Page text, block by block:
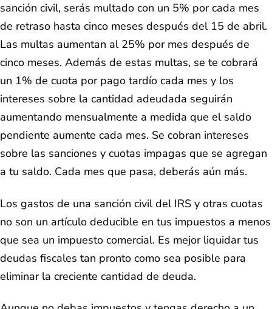
sanción civil, serás multado con un 5% por cada mes
de retraso hasta cinco meses después del 15 de abril.
Las multas aumentan al 25% por mes después de
cinco meses. Además de estas multas, se te cobrará
un 1% de cuota por pago tardío cada mes y los
intereses sobre la cantidad adeudada seguirán
aumentando mensualmente a medida que el saldo
pendiente aumente cada mes. Se cobran intereses
sobre las sanciones y cuotas impagas que se agregan
a tu saldo. Cada mes que pasa, deberás aún más.
Los gastos de una sanción civil del IRS y otras cuotas
no son un artículo deducible en tus impuestos a menos
que sea un impuesto comercial. Es mejor liquidar tus
deudas fiscales tan pronto como sea posible para
eliminar la creciente cantidad de deuda.